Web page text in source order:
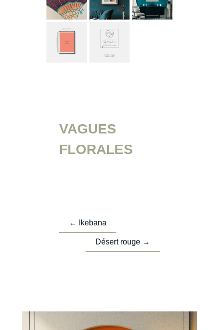
VAGUES
FLORALES
← Ikebana
Désert rouge →